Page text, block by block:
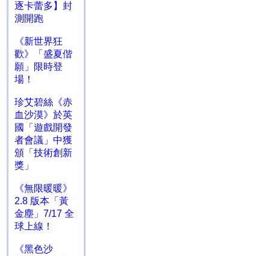
逐卡蕾多】封
測開跑
《新世界狂
歡》「盛夏偕
願」限時登
場！
珍艾碧絲《赤
血沙漠》於英
國「遊戲開發
者會議」中獲
頒「技術創新
獎」
《無限暖暖》
2.8 版本「黃
金塵」7/17 全
球上線！
《黑色沙